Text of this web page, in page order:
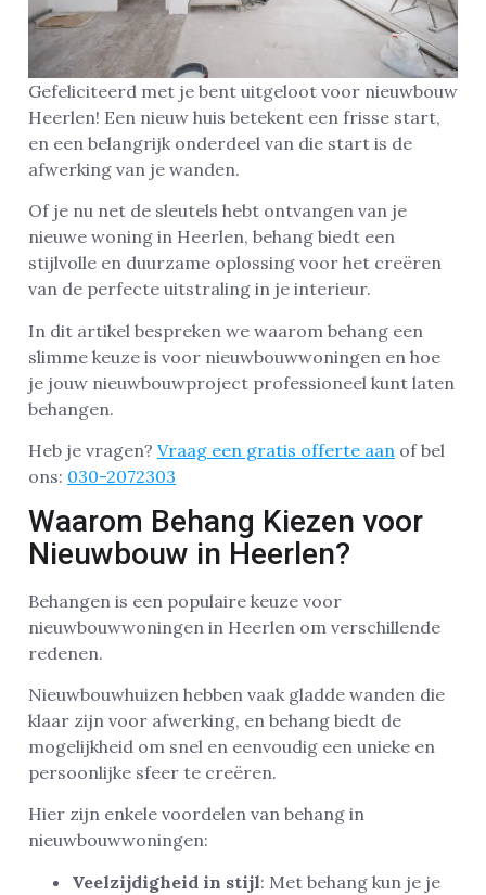
Gefeliciteerd met je bent uitgeloot voor nieuwbouw
Heerlen! Een nieuw huis betekent een frisse start,
en een belangrijk onderdeel van die start is de
afwerking van je wanden.
Of je nu net de sleutels hebt ontvangen van je
nieuwe woning in Heerlen, behang biedt een
stijlvolle en duurzame oplossing voor het creëren
van de perfecte uitstraling in je interieur.
In dit artikel bespreken we waarom behang een
slimme keuze is voor nieuwbouwwoningen en hoe
je jouw nieuwbouwproject professioneel kunt laten
behangen.
Heb je vragen? Vraag een gratis offerte aan of bel
ons: 030-2072303
Waarom Behang Kiezen voor
Nieuwbouw in Heerlen?
Behangen is een populaire keuze voor
nieuwbouwwoningen in Heerlen om verschillende
redenen.
Nieuwbouwhuizen hebben vaak gladde wanden die
klaar zijn voor afwerking, en behang biedt de
mogelijkheid om snel en eenvoudig een unieke en
persoonlijke sfeer te creëren.
Hier zijn enkele voordelen van behang in
nieuwbouwwoningen:
Veelzijdigheid in stijl: Met behang kun je je